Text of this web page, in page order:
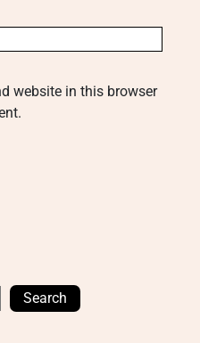
website in this browser
Search